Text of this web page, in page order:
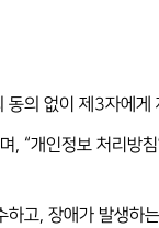
의 없이 제3자에게
“개인정보 처리방
고, 장애가 발생하